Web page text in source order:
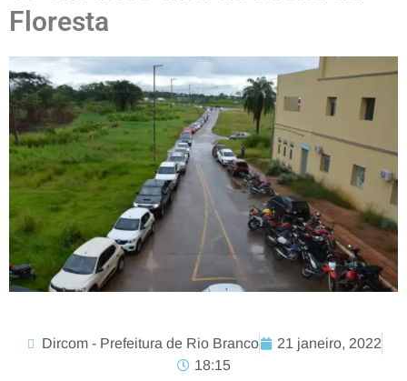
Floresta
Dircom - Prefeitura de Rio Branco
21 janeiro, 2022
18:15